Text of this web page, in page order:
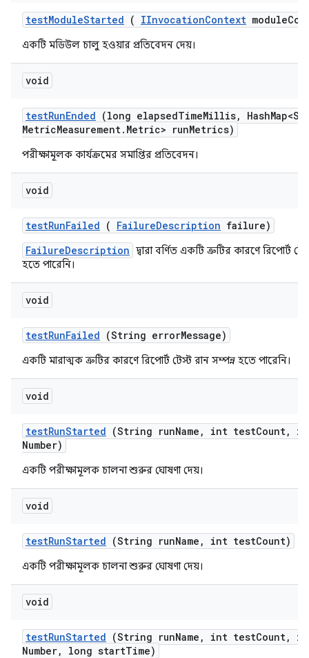
testModuleStarted ( IInvocationContext module
একটি মডিউল চালু হওয়ার প্রতিবেদন দেয়।
void
testRunEnded (long elapsedTimeMillis, Hash
MetricMeasurement. Metric> runMetrics)
পরীক্ষামূলক কার্যক্রমের সমাপ্তির প্রতিবেদন।
void
testRunFailed ( FailureDescription failure)
FailureDescription দ্বারা বর্ণিত একটি ত্রুটির কারণে রিপোর্ট
হতে পারেনি।
void
testRunFailed (String errorMessage)
একটি মারাত্মক ত্রুটির কারণে রিপোর্ট টেস্ট রান সম্পন্ন হতে পারেনি।
void
testRunStarted (String runName , int testCount,
Number)
একটি পরীক্ষামূলক চালনা শুরুর ঘোষণা দেয়।
void
testRunStarted (String runName , int testCount)
একটি পরীক্ষামূলক চালনা শুরুর ঘোষণা দেয়।
void
testRunStarted (String runName , int testCount,
Number, long startTime)